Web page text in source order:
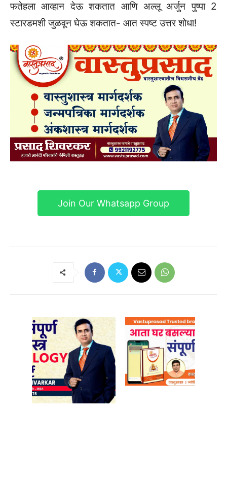
फतेहला आव्हान देऊ शकतात आणि अल्लू अर्जुन पुष्पा 2
स्टारडमशी जुळवून घेऊ शकतात- आत स्पष्ट उत्तर शोधा!
Join Our Whatsapp Group